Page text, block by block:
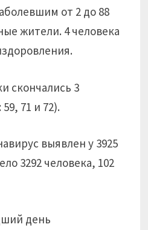
от 2 до 88
жители. 4 человека
скончались 3
71 и 72).
выявлен у 3925
3292 человека, 102
день